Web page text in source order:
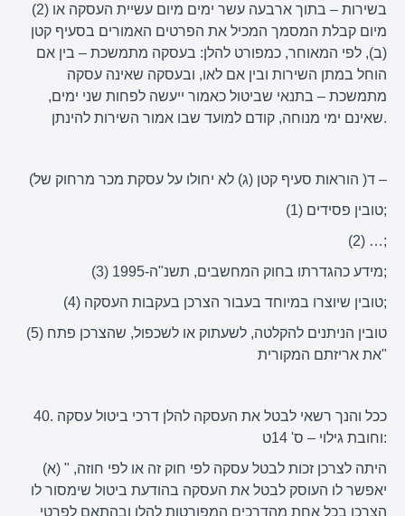
(2) בשירות – בתוך ארבעה עשר ימים מיום עשיית העסקה או
מיום קבלת המסמך המכיל את הפרטים האמורים בסעיף קטן
(ב), לפי המאוחר, כמפורט להלן: בעסקה מתמשכת – בין אם
הוחל במתן השירות ובין אם לאו, ובעסקה שאינה עסקה
מתמשכת – בתנאי שביטול כאמור ייעשה לפחות שני ימים,
שאינם ימי מנוחה, קודם למועד שבו אמור השירות להינתן.
(ד( הוראות סעיף קטן (ג) לא יחולו על עסקת מכר מרחוק של –
(1) טובין פסידים;
(2) …;
(3) מידע כהגדרתו בחוק המחשבים, תשנ"ה-1995;
(4) טובין שיוצרו במיוחד בעבור הצרכן בעקבות העסקה;
(5) טובין הניתנים להקלטה, לשעתוק או לשכפול, שהצרכן פתח
את אריזתם המקורית"
40. ככל והנך רשאי לבטל את העסקה להלן דרכי ביטול עסקה
וחובת גילוי – ס' 14ט:
(א) " היתה לצרכן זכות לבטל עסקה לפי חוק זה או לפי חוזה,
יאפשר לו העוסק לבטל את העסקה בהודעת ביטול שימסור לו
הצרכן בכל אחת מהדרכים המפורטות להלן ובהתאם לפרטי